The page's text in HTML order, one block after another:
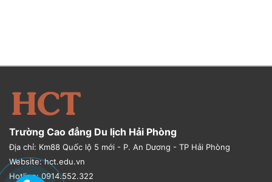
Trường Cao đẳng Du lịch Hải Phòng
Địa chỉ: Km88 Quốc lộ 5 mới - P. An Dương - TP Hải Phòng
Website: hct.edu.vn
Hotline: 0914.552.322